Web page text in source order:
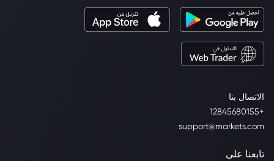
الاتصال بنا
+12845680155
support@markets.com
تابعنا على